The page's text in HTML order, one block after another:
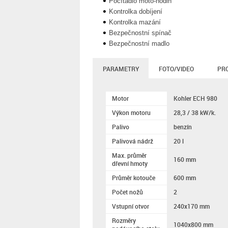
Kontrolka dobíjení
Kontrolka mazání
Bezpečnostní spínač
Bezpečnostní madlo
PARAMETRY FOTO/VIDEO
Motor
Kohler ECH 980
Výkon motoru
28,3 / 38 kW/k.
Palivo
benzín
Palivová nádrž
20 l
Max. průměr
dřevní hmoty
160 mm
Průměr kotouče
600 mm
Počet nožů
2
Vstupní otvor
240x170 mm
Rozměry
1040x800 mm